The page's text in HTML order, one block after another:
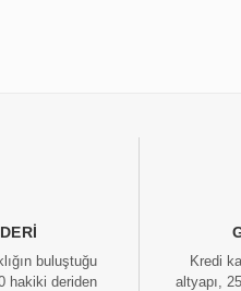
buluştuğu
hakiki deriden
Kredi
altyapı,